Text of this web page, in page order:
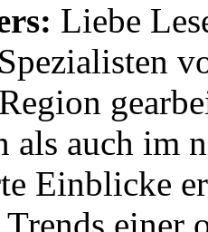
Liebe
als auch im
Einblicke